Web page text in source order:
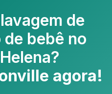
lavagem de
bebê no
?
agora!